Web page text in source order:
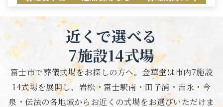
近くで選べる
7施設14式場
富士市で葬儀式場をお探しの方へ。金華堂は市内7施設
14式場を展開し、 岩松・富士駅南・田子浦・吉永・今
泉・伝法の各地域からお近くの式場をお選びいただけま